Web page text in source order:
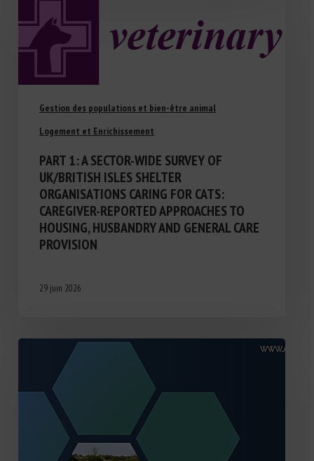
Gestion des populations et bien-être animal
Logement et Enrichissement
PART 1: A SECTOR-WIDE SURVEY OF
UK/BRITISH ISLES SHELTER
ORGANISATIONS CARING FOR CATS:
CAREGIVER-REPORTED APPROACHES TO
HOUSING, HUSBANDRY AND GENERAL CARE
PROVISION
29 juin 2026